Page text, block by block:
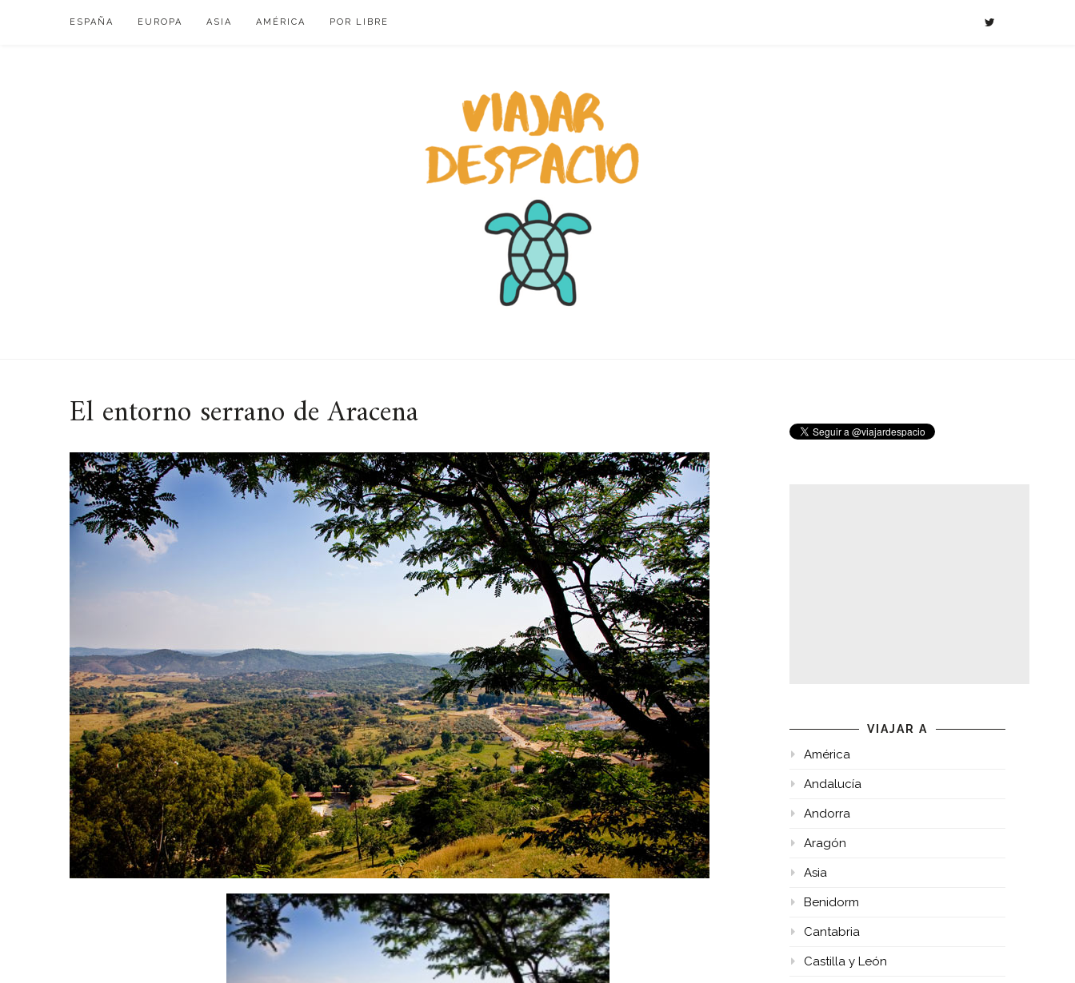
ESPAÑA EUROPA ASIA AMÉRICA POR LIBRE
El entorno serrano de Aracena
VIAJAR A
América
Andalucía
Andorra
Aragón
Asia
Benidorm
Cantabria
Castilla y León